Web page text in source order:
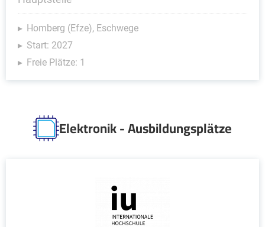
Homberg (Efze), Eschwege
Start: 2027
Freie Plätze: 1
Elektronik - Ausbildungsplätze